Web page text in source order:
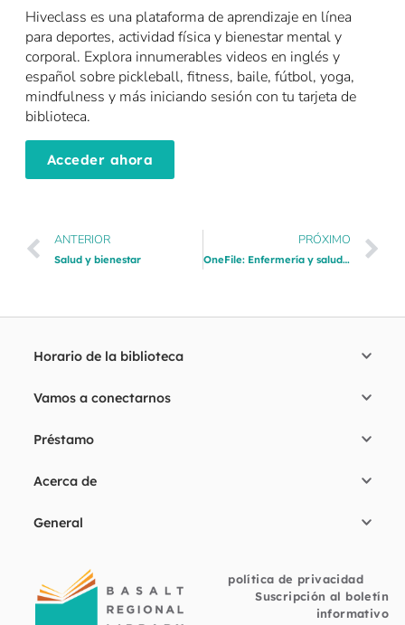
Hiveclass es una plataforma de aprendizaje en línea
para deportes, actividad física y bienestar mental y
corporal. Explora innumerables videos en inglés y
español sobre pickleball, fitness, baile, fútbol, yoga,
mindfulness y más iniciando sesión con tu tarjeta de
biblioteca.
Acceder ahora
ANTERIOR
Salud y bienestar
PRÓXIMO
OneFile: Enfermería y salud afines
Horario de la biblioteca
Vamos a conectarnos
Préstamo
Acerca de
General
política de privacidad
Suscripción al boletín
informativo